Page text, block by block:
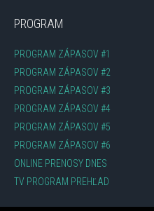
PROGRAM
PROGRAM ZÁPASOV #1
PROGRAM ZÁPASOV #2
PROGRAM ZÁPASOV #3
PROGRAM ZÁPASOV #4
PROGRAM ZÁPASOV #5
PROGRAM ZÁPASOV #6
ONLINE PRENOSY DNES
TV PROGRAM PREHĽAD